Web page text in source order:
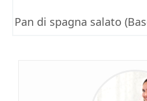
Pan di spagna salato